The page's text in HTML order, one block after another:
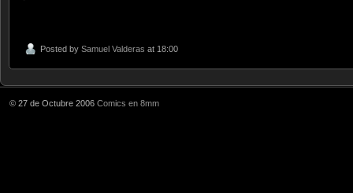
Posted by Samuel Valderas at 18:00
© 27 de Octubre 2006 Comics en 8mm